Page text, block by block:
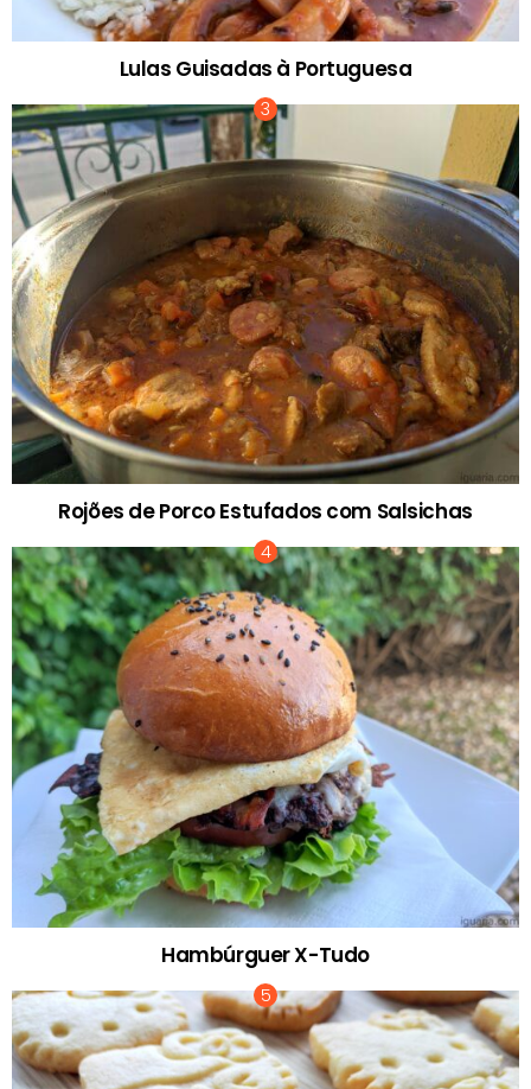
Lulas Guisadas à Portuguesa
Rojões de Porco Estufados com Salsichas
Hambúrguer X-Tudo